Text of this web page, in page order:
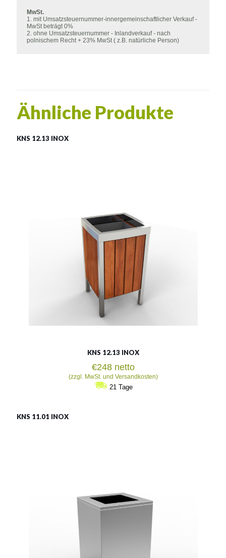
MwSt.
1. mit Umsatzsteuernummer-innergemeinschaftlicher Verkauf -
MwSt beträgt 0%
2. ohne Umsatzsteuernummer - Inlandverkauf - nach
polnischem Recht + 23% MwSt ( z.B. natürliche Person)
Ähnliche Produkte
KNS 12.13 INOX
55l
Siehe mehr
KNS 12.13 INOX
€248 netto
(zzgl. MwSt. und Versandkosten)
21 Tage
KNS 11.01 INOX
70l
Siehe mehr